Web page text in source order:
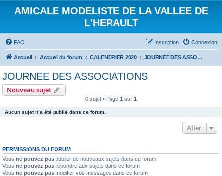
AMICALE MODELISTE DE LA VALLEE DE
L'HERAULT
FAQ Connexion
Inscription
Accueil Accueil du forum CALENDRIER 2020 JOURNEE DES ASSOCIATIONS
JOURNEE DES ASSOCIATIONS
Nouveau sujet
0 sujet • Page 1 sur 1
Aucun sujet n’a été publié dans ce forum.
Aller
PERMISSIONS DU FORUM
Vous ne pouvez pas publier de nouveaux sujets dans ce forum
Vous ne pouvez pas répondre aux sujets dans ce forum
Vous ne pouvez pas modifier vos messages dans ce forum